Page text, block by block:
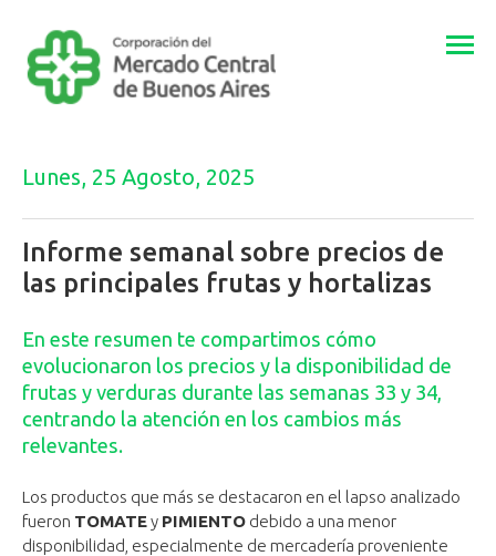
Lunes, 25 Agosto, 2025
Informe semanal sobre precios de
las principales frutas y hortalizas
En este resumen te compartimos cómo
evolucionaron los precios y la disponibilidad de
frutas y verduras durante las semanas 33 y 34,
centrando la atención en los cambios más
relevantes.
Los productos que más se destacaron en el lapso analizado
fueron TOMATEy PIMIENTO debido a una menor
disponibilidad, especialmente de mercadería proveniente